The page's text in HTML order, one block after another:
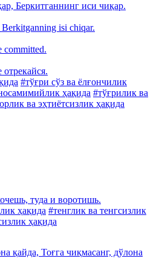
Беркитганнинг иси чиқар.
isi chiqar.
committed.
#тўғри сўз ва ёлғончилик
ҳақида #тўғрилик ва
ва эҳтиётсизлик ҳақида
туда и воротишь.
ҳақида #тенглик ва тенгсизлик
ҳақида
қайда, Тоғга чиқмасанг, дўлона